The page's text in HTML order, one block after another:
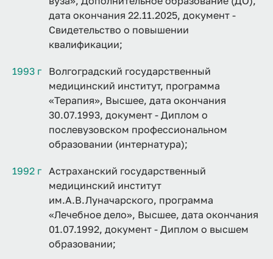
дата окончания 22.11.2025, документ -
Свидетельство о повышении
квалификации;
1993 г
Волгоградский государственный
медицинский институт, программа
«Терапия», Высшее, дата окончания
30.07.1993, документ - Диплом о
послевузовском профессиональном
образовании (интернатура);
1992 г Астраханский государственный
медицинский институт
им.А.В.Луначарского, программа
«Лечебное дело», Высшее, дата окончания
01.07.1992, документ - Диплом о высшем
образовании;